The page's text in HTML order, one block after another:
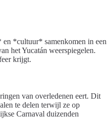
en *cultuur* samenkomen in een
het Yucatán weerspiegelen.
krijgt.
van overledenen eert. Dit
te delen terwijl ze op
Carnaval duizenden